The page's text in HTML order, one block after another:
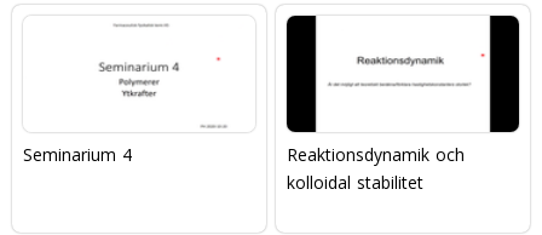
Seminarium 4
Reaktionsdynamik och
kolloidal stabilitet